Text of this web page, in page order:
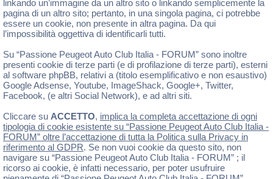
linkando un’immagine da un altro sito o linkando semplicemente la
pagina di un altro sito; pertanto, in una singola pagina, ci potrebbe
essere un cookie, non presente in altra pagina. Da qui
l’impossibilità oggettiva di identificarli tutti.
Su “Passione Peugeot Auto Club Italia - FORUM” sono inoltre
presenti cookie di terze parti (e di profilazione di terze parti), esterni
al software phpBB, relativi a (titolo esemplificativo e non esaustivo)
Google Adsense, Youtube, ImageShack, Google+, Twitter,
Facebook, (e altri Social Network), e ad altri siti.
Cliccare su ACCETTO, implica la completa accettazione di ogni
tipologia di cookie esistente su “Passione Peugeot Auto Club Italia -
FORUM” oltre l’accettazione di tutta la Politica sulla Privacy in
riferimento al GDPR. Se non vuoi cookie da questo sito, non
navigare su “Passione Peugeot Auto Club Italia - FORUM” ; il
ricorso ai cookie, è infatti necessario, per poter usufruire